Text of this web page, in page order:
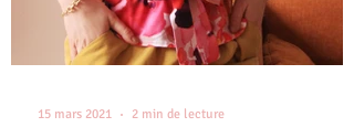
15 mars 2021 2 min de lecture